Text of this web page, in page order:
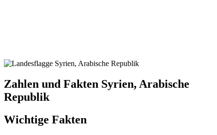
Zahlen und Fakten Syrien, Arabische
Republik
Wichtige Fakten